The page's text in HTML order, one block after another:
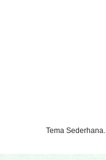
Tema